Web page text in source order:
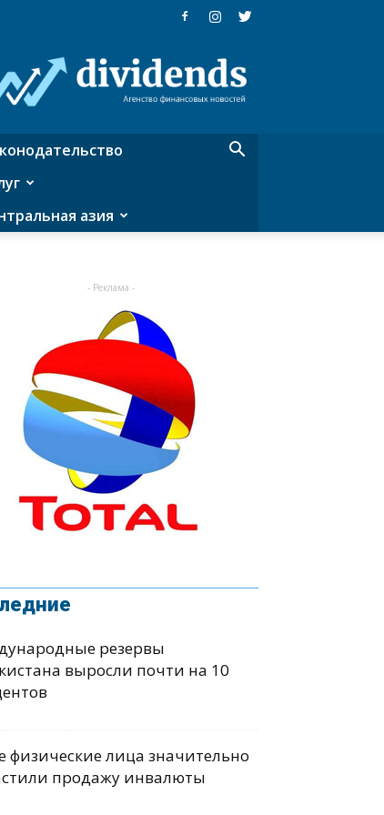
азия
- Реклама -
резервы
выросли почти на 10
физические лица значительно
продажу инвалюты